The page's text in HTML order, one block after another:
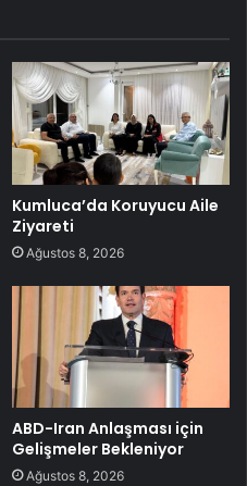
Kumluca’da Koruyucu Aile
Ziyareti
Ağustos 8, 2026
ABD-Iran Anlaşması için
Gelişmeler Bekleniyor
Ağustos 8, 2026